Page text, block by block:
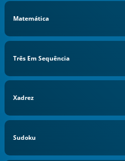
Matemática
Três Em Sequência
Xadrez
Sudoku